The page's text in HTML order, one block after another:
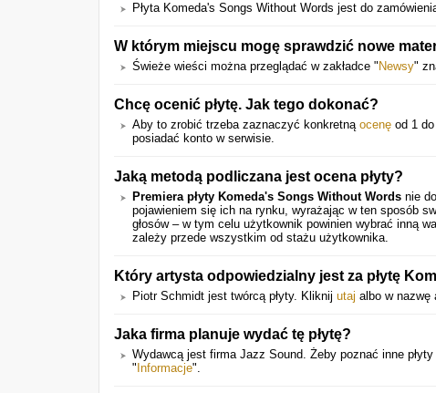
Płyta Komeda's Songs Without Words jest do
W którym miejscu mogę sprawdzić nowe
Świeże wieści można przeglądać w zakładce " Newsy"
Chcę ocenić płytę. Jak tego dokonać?
Aby to zrobić trzeba zaznaczyć konkretną ocenę od 1
posiadać konto w serwisie.
Jaką metodą podliczana jest ocena płyty?
Premiera płyty Komeda's Songs Without Words nie
pojawieniem się ich na rynku, wyrażając w ten sposób
głosów – w tym celu użytkownik powinien wybrać inną
zależy przede wszystkim od stażu użytkownika.
Który artysta odpowiedzialny jest za płytę
Piotr Schmidt jest twórcą płyty. Kliknij utaj albo w nazwę
Jaka firma planuje wydać tę płytę?
Wydawcą jest firma Jazz Sound. Żeby poznać inne
" Informacje".